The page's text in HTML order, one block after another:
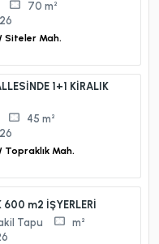
70 m²
Siteler Mah.
1+1 KİRALIK
45 m²
Topraklık Mah.
600 m2 İŞYERLERİ
Tapu
m²